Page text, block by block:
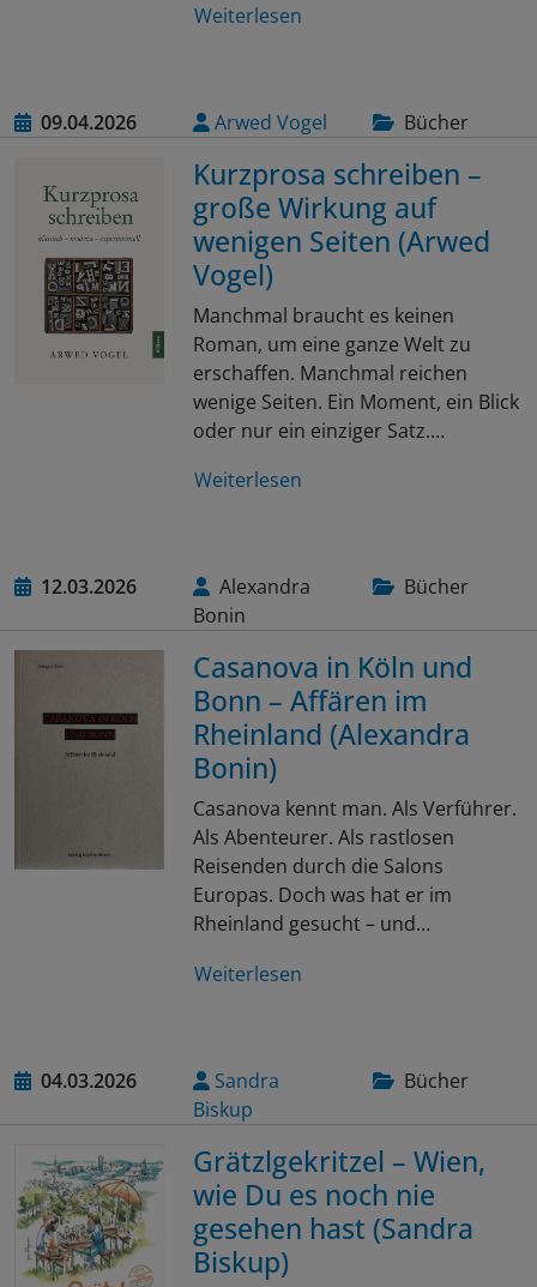
Weiterlesen
09.04.2026 Arwed Vogel Bücher
Kurzprosa schreiben –
große Wirkung auf
wenigen Seiten (Arwed
Vogel)
Manchmal braucht es keinen
Roman, um eine ganze Welt zu
erschaffen. Manchmal reichen
wenige Seiten. Ein Moment, ein Blick
oder nur ein einziger Satz.…
Weiterlesen
12.03.2026
Alexandra
Bonin
Bücher
Casanova in Köln und
Bonn – Affären im
Rheinland (Alexandra
Bonin)
Casanova kennt man. Als Verführer.
Als Abenteurer. Als rastlosen
Reisenden durch die Salons
Europas. Doch was hat er im
Rheinland gesucht – und…
Weiterlesen
04.03.2026
Sandra
Biskup
Bücher
Grätzlgekritzel – Wien,
wie Du es noch nie
gesehen hast (Sandra
Biskup)